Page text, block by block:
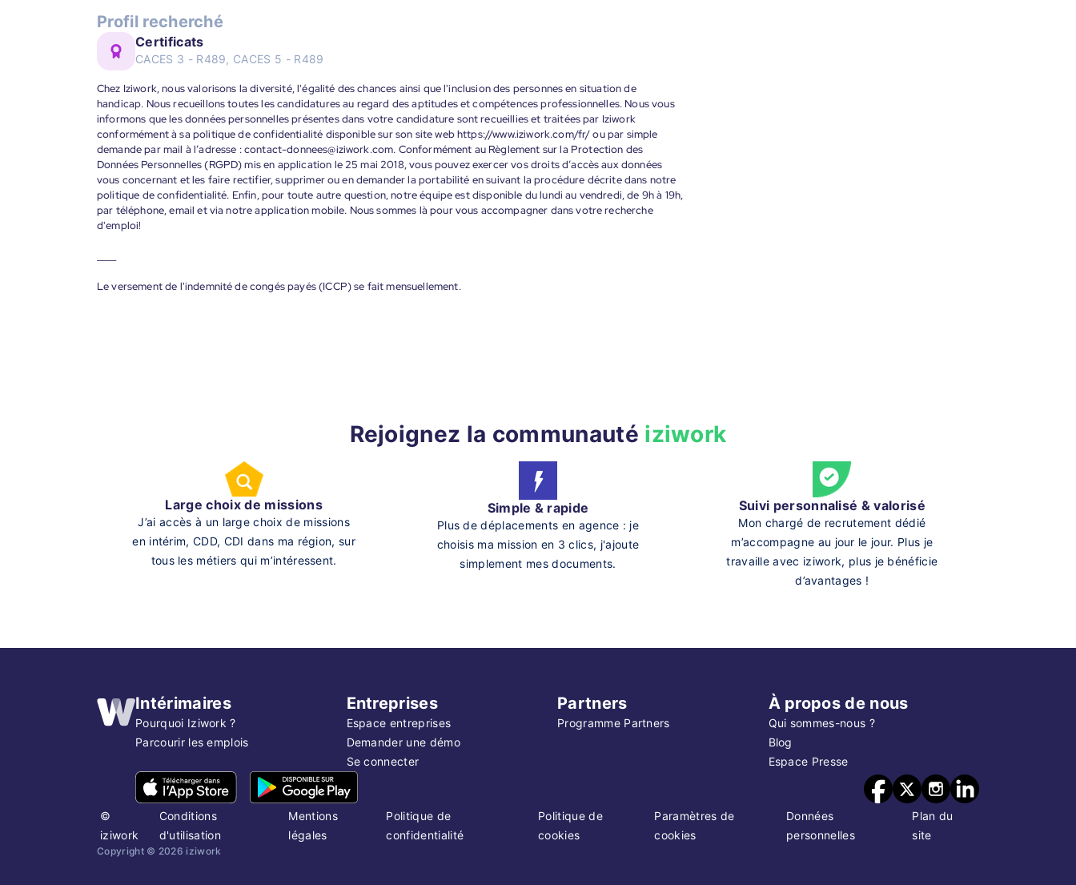
Profil recherché
Certificats
CACES 3 - R489, CACES 5 - R489
Chez Iziwork, nous valorisons la diversité, l'égalité des chances ainsi que l'inclusion des personnes en situation de
handicap. Nous recueillons toutes les candidatures au regard des aptitudes et compétences professionnelles. Nous vous
informons que les données personnelles présentes dans votre candidature sont recueillies et traitées par Iziwork
conformément à sa politique de confidentialité disponible sur son site web https://www.iziwork.com/fr/ ou par simple
demande par mail à l’adresse : contact-donnees@iziwork.com. Conformément au Règlement sur la Protection des
Données Personnelles (RGPD) mis en application le 25 mai 2018, vous pouvez exercer vos droits d’accès aux données
vous concernant et les faire rectifier, supprimer ou en demander la portabilité en suivant la procédure décrite dans notre
politique de confidentialité. Enfin, pour toute autre question, notre équipe est disponible du lundi au vendredi, de 9h à 19h,
par téléphone, email et via notre application mobile. Nous sommes là pour vous accompagner dans votre recherche
d'emploi!
Le versement de l'indemnité de congés payés (ICCP) se fait mensuellement.
Rejoignez la communauté iziwork
Large choix de missions
J’ai accès à un large choix de missions
en intérim, CDD, CDI dans ma région, sur
tous les métiers qui m’intéressent.
Simple & rapide
Plus de déplacements en agence : je
choisis ma mission en 3 clics, j'ajoute
simplement mes documents.
Suivi personnalisé & valorisé
Mon chargé de recrutement dédié
m’accompagne au jour le jour. Plus je
travaille avec iziwork, plus je bénéficie
d’avantages !
Intérimaires
Pourquoi Iziwork ?
Parcourir les emplois
Entreprises
Espace entreprises
Demander une démo
Se connecter
Partners
Programme Partners
À propos de nous
Qui sommes-nous ?
Blog
Espace Presse
©
iziwork
Conditions
d'utilisation
Mentions
légales
Politique de
confidentialité
Politique de
cookies
Paramètres de
cookies
Données
personnelles
Plan du
site
Copyright © 2026 iziwork